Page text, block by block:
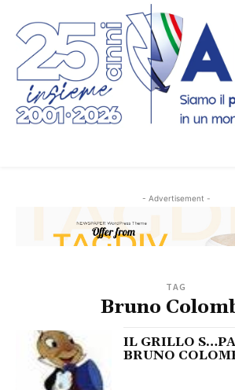
- Advertisement -
TAG
Bruno
IL GRILLO
BRUNO